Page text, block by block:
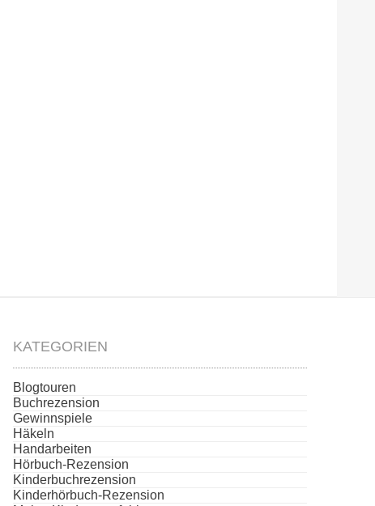
KATEGORIEN
Blogtouren
Buchrezension
Gewinnspiele
Häkeln
Handarbeiten
Hörbuch-Rezension
Kinderbuchrezension
Kinderhörbuch-Rezension